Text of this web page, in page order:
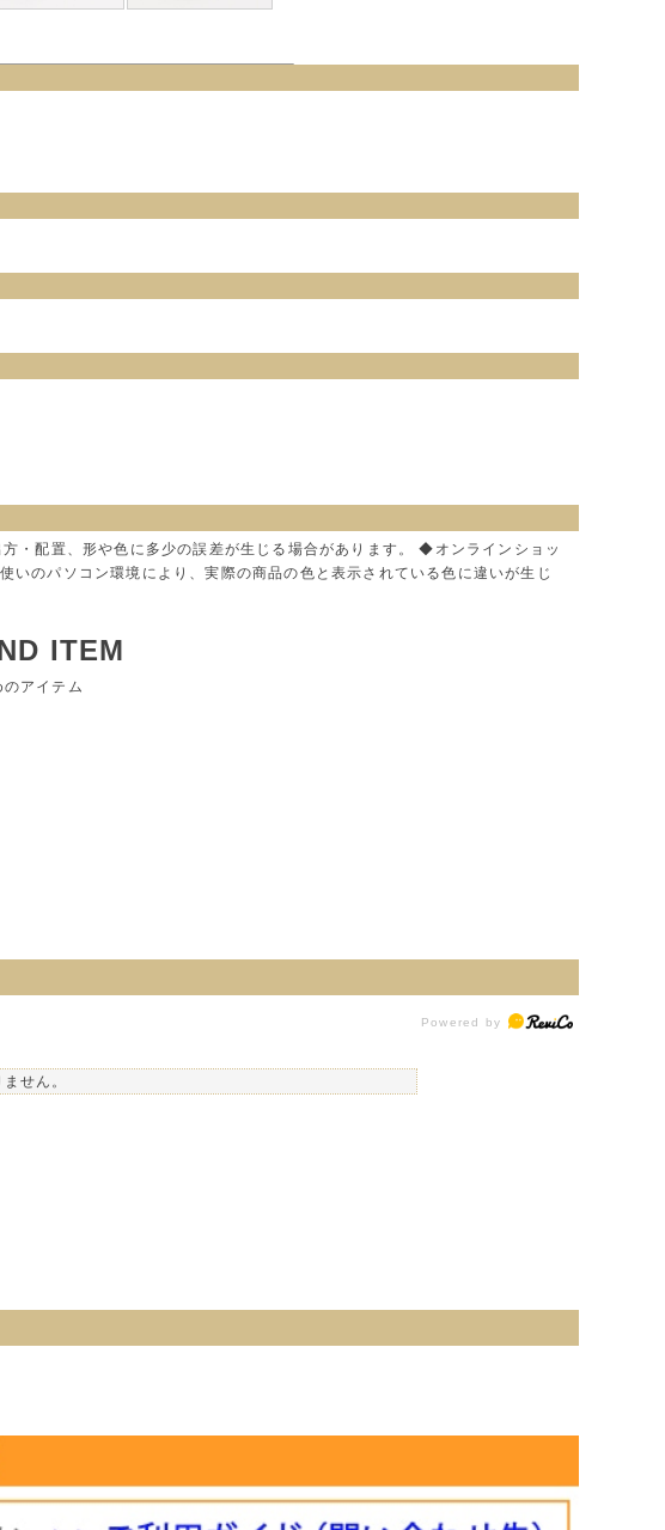
・配置、形や色に多少の誤差が生じる場合があります。 ◆オンラインショッ
のパソコン環境により、実際の商品の色と表示されている色に違いが生じ
ITEM
アイテム
せん。